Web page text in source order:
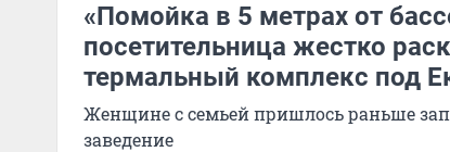
«Помойка в 5 метрах от
посетительница жестко
термальный комплекс под
Женщине с семьей пришлось раньше
заведение